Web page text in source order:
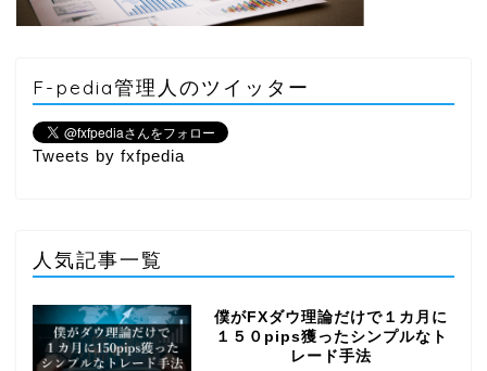
F-pedia管理人のツイッター
Tweets by fxfpedia
人気記事一覧
僕がFXダウ理論だけで１カ月に
１５０pips獲ったシンプルなト
レード手法